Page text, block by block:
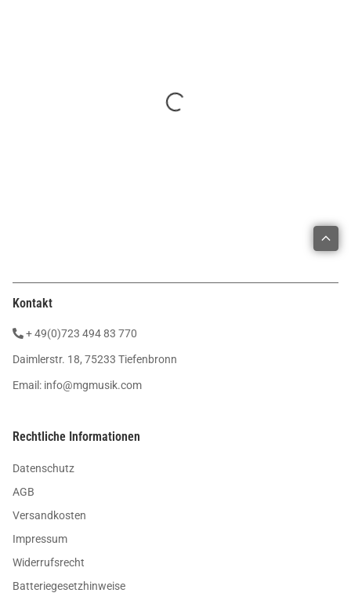
Kontakt
+ 49(0)723 494 83 770
Daimlerstr. 18, 75233 Tiefenbronn
Email: info@mgmusik.com
Rechtliche Informationen
Datenschutz
AGB
Versandkosten
Impressum
Widerrufsrecht
Batteriegesetzhinweise